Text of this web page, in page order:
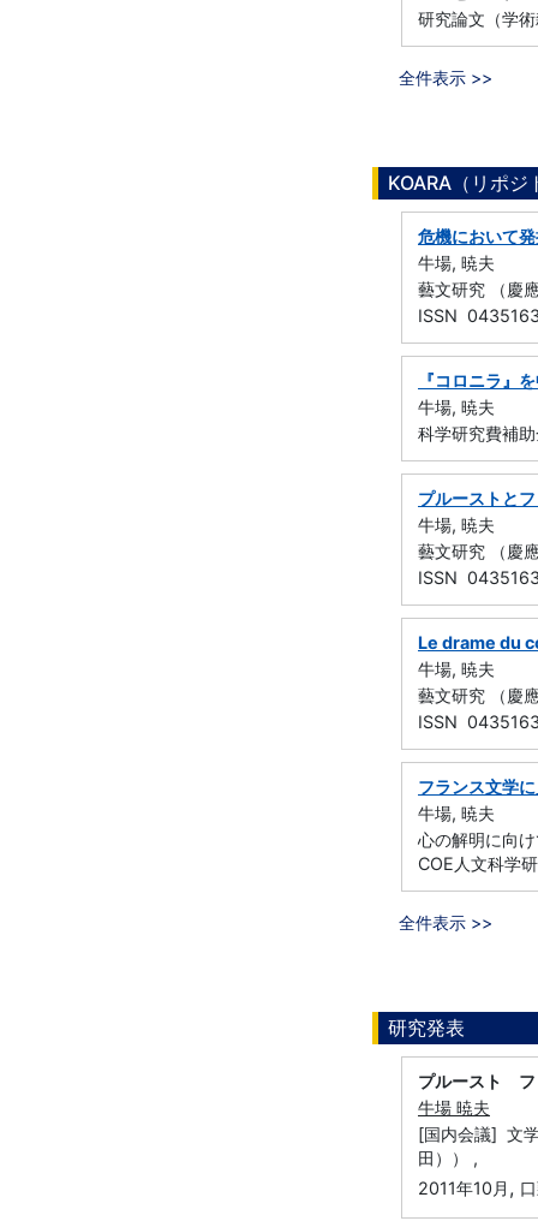
研究論文（学
全件表示 >>
KOARA（リポ
危機において
牛場, 暁夫
藝文研究 （慶
ISSN
『コロニラ』
牛場, 暁夫
科学研究費補
プルーストと
牛場, 暁夫
藝文研究 （慶
ISSN
Le drame du
牛場, 暁夫
藝文研究 （慶
ISSN
フランス文学
牛場, 暁夫
心の解明に向
COE人文科学
全件表示 >>
研究発表
プルースト
牛場 暁夫
[国内会議] 文
田）） ,
2011年10月 ,